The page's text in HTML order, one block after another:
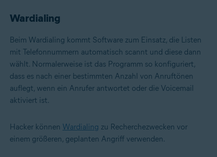
Wardialing
Beim Wardialing kommt Software zum Einsatz, die Listen
mit Telefonnummern automatisch scannt und diese dann
wählt. Normalerweise ist das Programm so konfiguriert,
dass es nach einer bestimmten Anzahl von Anruftönen
auflegt, wenn ein Anrufer antwortet oder die Voicemail
aktiviert ist.
Hacker können Wardialing zu Recherchezwecken vor
einem größeren, geplanten Angriff verwenden.